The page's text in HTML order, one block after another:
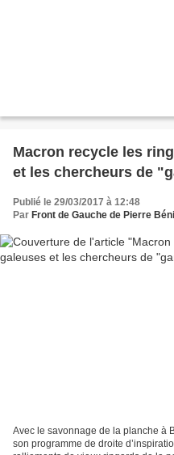
Macron recycle les
et les chercheurs de
Publié le 29/03/2017 à 12:48
Par Front de Gauche de Pierre
Avec le savonnage de la planche à
son programme de droite